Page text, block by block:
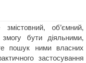
об’ємний,
бути діяльними,
пошук ними власних
застосування